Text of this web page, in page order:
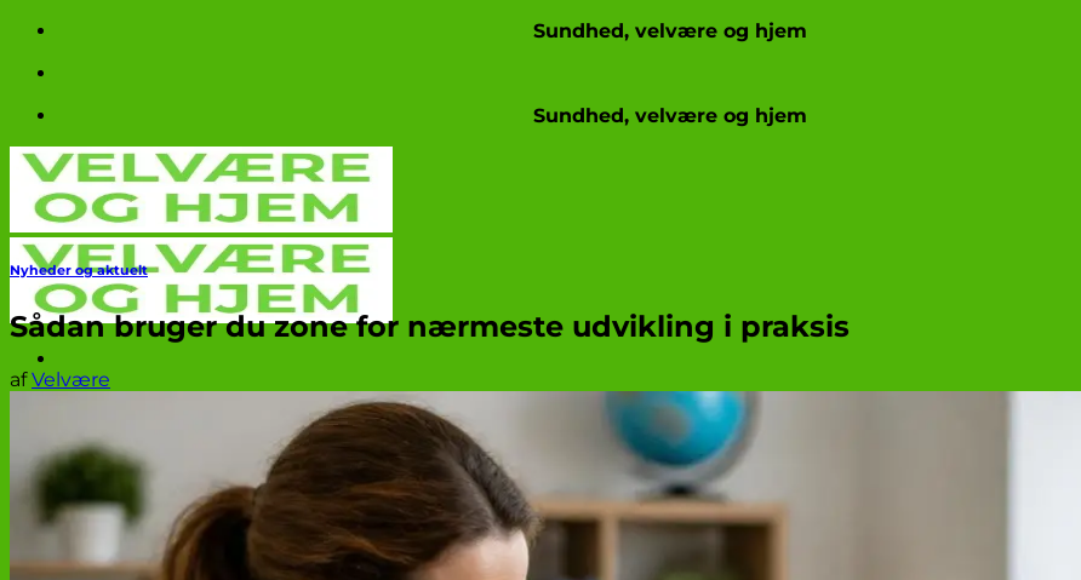
Fortsæt
indhold
Sundhed, velvære og hjem
Sundhed, velvære og hjem
Produkttests
Nyheder og aktuelt
Nyheder og aktuelt
Sådan bruger du zone for nærmeste udvikling i praksis
afVelvære